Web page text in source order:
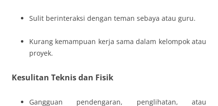
Sulit berinteraksi dengan teman sebaya atau guru.
Kurang kemampuan kerja sama dalam kelompok atau
proyek.
Kesulitan Teknis dan Fisik
Gangguan pendengaran, penglihatan, atau